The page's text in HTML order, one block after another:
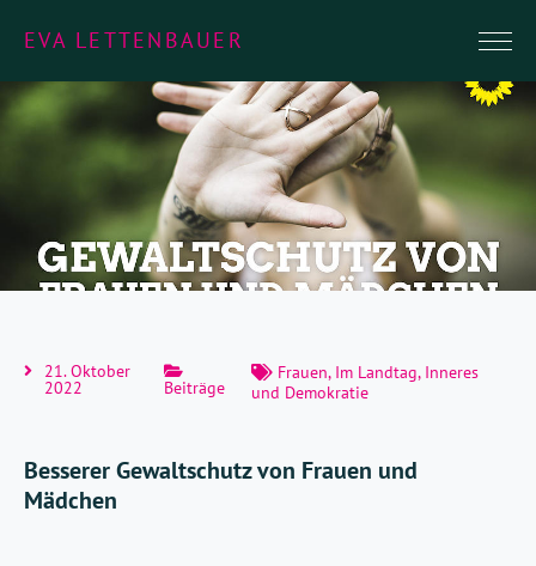
EVA LETTENBAUER
21. Oktober
2022 Beiträge
Frauen, Im Landtag, Inneres
und Demokratie
Besserer Gewaltschutz von Frauen und
Mädchen